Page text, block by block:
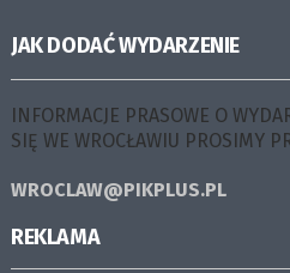
JAK DODAĆ WYDARZENIE
INFORMACJE PRASOWE O
SIĘ WE WROCŁAWIU PROSIMY
WROCLAW@PIKPLUS.PL
REKLAMA